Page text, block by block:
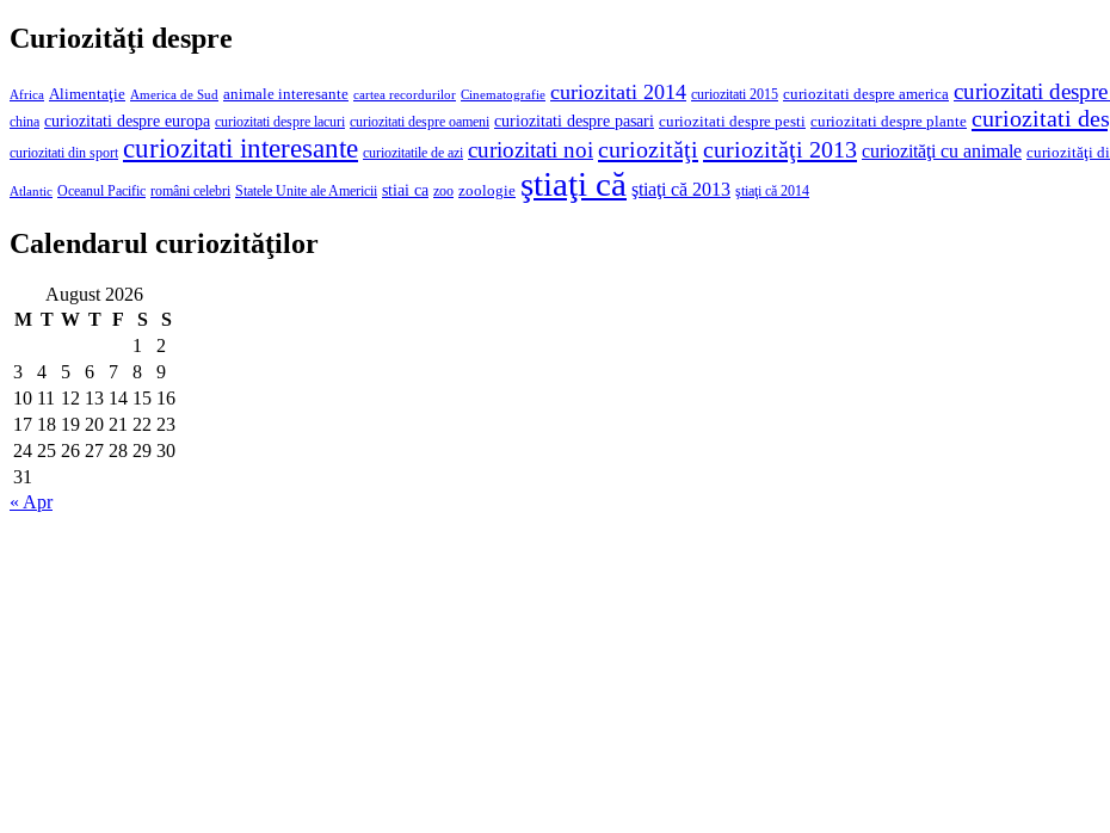
Curiozităţi despre
Africa Alimentaţie America de Sud animale interesante cartea recordurilor Cinematografie curiozitati 2014 curiozitati 2015 curiozitati despre america curiozitati
china curiozitati despre europa curiozitati despre lacuri curiozitati despre oameni curiozitati despre pasari curiozitati despre pesti curiozitati despre plante curiozitati
curiozitati din sport curiozitati interesante curiozitatile de azi curiozitati noicuriozităţi curiozităţi 2013 curiozităţi cu animale curiozităţi
Atlantic Oceanul Pacific români celebri Statele Unite ale Americii stiai ca zoo zoologie ştiaţi că ştiaţi că 2013 ştiaţi că 2014
Calendarul curiozităţilor
August 2026
M T W T F S
S
1
2
3
4 5 6 7 8
9
10 11 12 13 14 15 16
17 18 19 20 21 22 23
24 25 26 27 28 29 30
31
« Apr